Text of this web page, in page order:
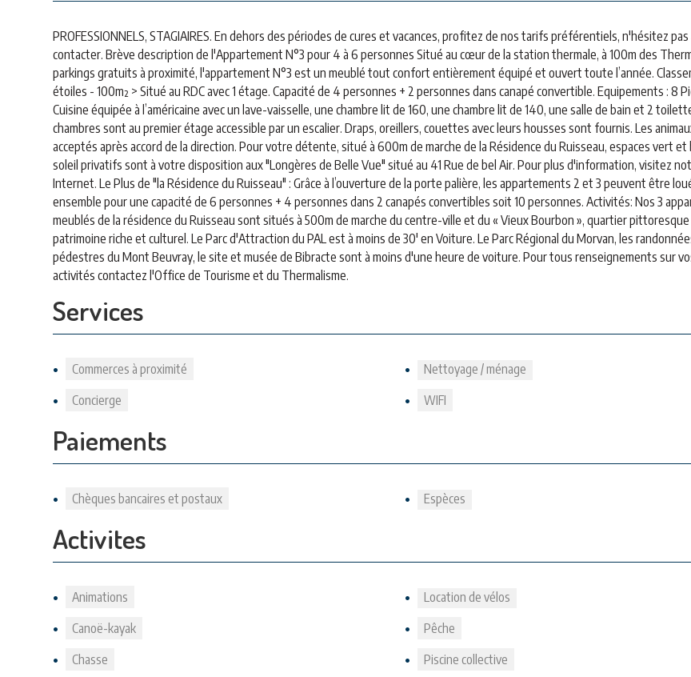
PROFESSIONNELS, STAGIAIRES. En dehors des périodes de cures et vacances, profitez de nos tarifs préférentiels, n'hésitez pas
contacter. Brève description de l'Appartement N°3 pour 4 à 6 personnes Situé au cœur de la station thermale, à 100m des
parkings gratuits à proximité, l'appartement N°3 est un meublé tout confort entièrement équipé et ouvert toute l’année.
étoiles - 100m² > Situé au RDC avec 1 étage. Capacité de 4 personnes + 2 personnes dans canapé convertible. Equipements : 8
Cuisine équipée à l’américaine avec un lave-vaisselle, une chambre lit de 160, une chambre lit de 140, une salle de bain et 2
chambres sont au premier étage accessible par un escalier. Draps, oreillers, couettes avec leurs housses sont fournis. Les
acceptés après accord de la direction. Pour votre détente, situé à 600m de marche de la Résidence du Ruisseau, espaces vert et
soleil privatifs sont à votre disposition aux "Longères de Belle Vue" situé au 41 Rue de bel Air. Pour plus d'information, visitez
Internet. Le Plus de "la Résidence du Ruisseau" : Grâce à l’ouverture de la porte palière, les appartements 2 et 3 peuvent être
ensemble pour une capacité de 6 personnes + 4 personnes dans 2 canapés convertibles soit 10 personnes. Activités: Nos 3
meublés de la résidence du Ruisseau sont situés à 500m de marche du centre-ville et du « Vieux Bourbon », quartier pittoresque
patrimoine riche et culturel. Le Parc d'Attraction du PAL est à moins de 30' en Voiture. Le Parc Régional du Morvan, les
pédestres du Mont Beuvray, le site et musée de Bibracte sont à moins d'une heure de voiture. Pour tous renseignements sur
activités contactez l'Office de Tourisme et du Thermalisme.
Services
Commerces à proximité
Concierge
Nettoyage / ménage
WIFI
Paiements
Chèques bancaires et postaux Espèces
Activites
Animations
Canoë-kayak
Chasse
Location de vélos
Pêche
Piscine collective